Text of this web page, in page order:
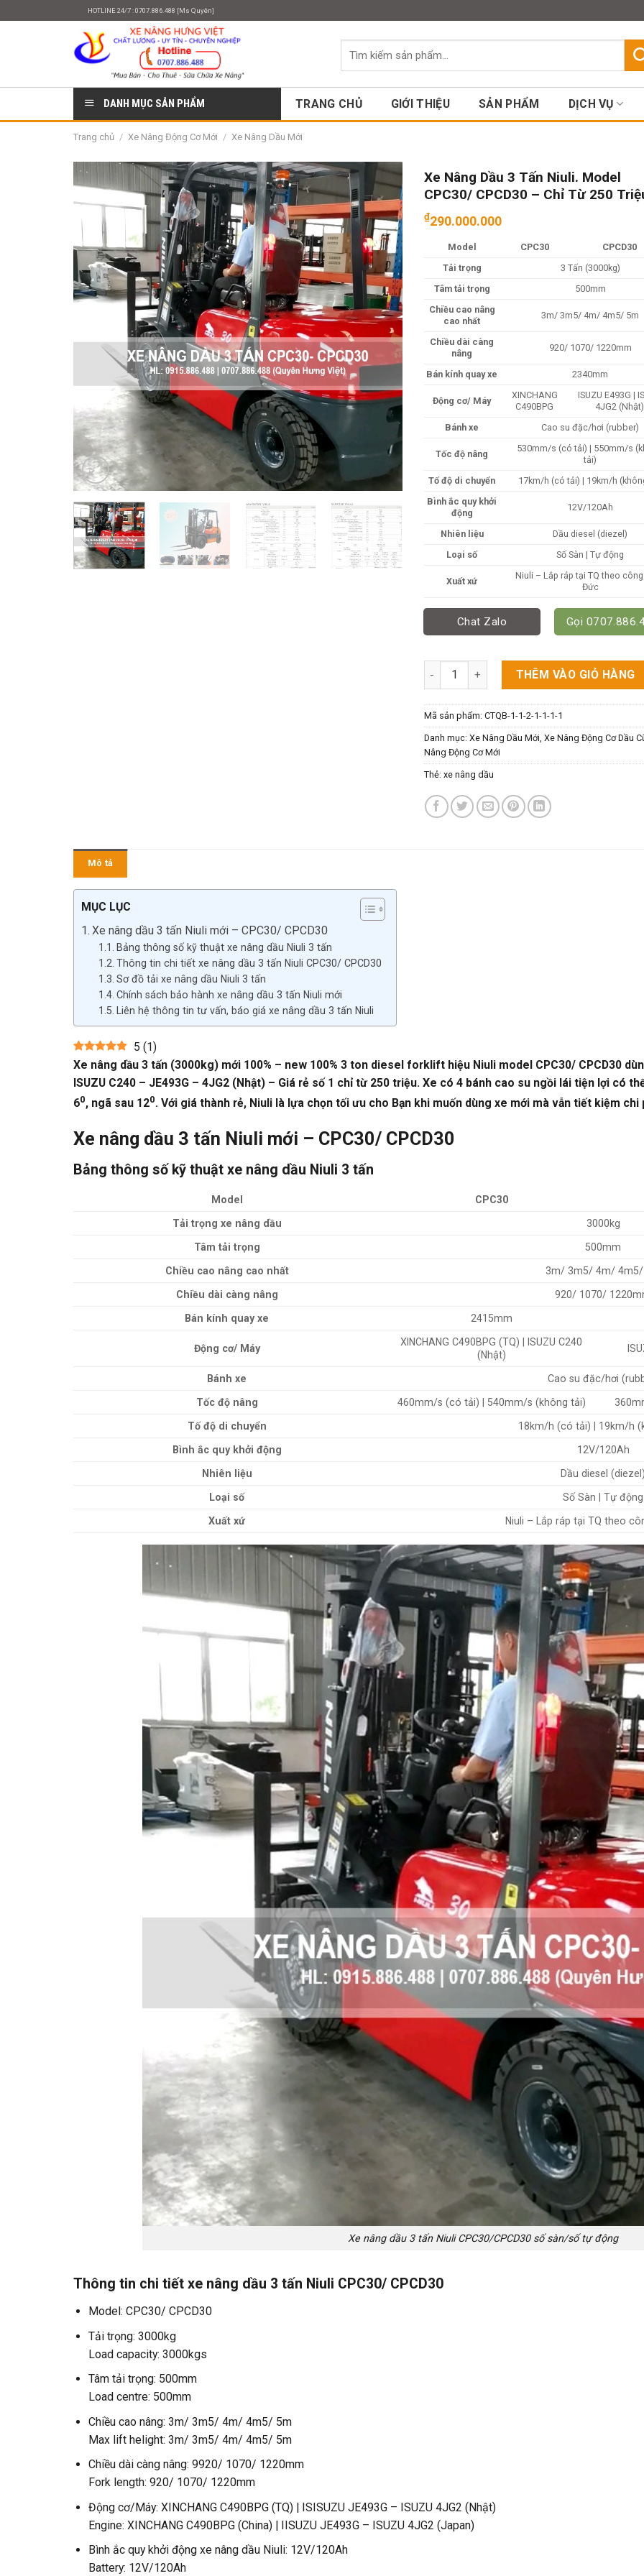
HOTLINE 24/7 : 0707.886.488 [Ms Quyên]
Tìm
DANH MỤC SẢN PHẨM
TRANG CHỦ GIỚI THIỆU SẢN PHẨM DỊCH VỤ
Trang chủ / Xe Nâng Động Cơ Mới / Xe Nâng Dầu Mới
Xe Nâng Dầu 3 Tấn Niuli. Model
CPC30/ CPCD30 – Chỉ Từ 250
₫290.000.000
Model CPC30
CPCD30
Tải trọng
3 Tấn (3000kg)
Tâm tải trọng
500mm
Chiều cao nâng
cao nhất
3m/ 3m5/ 4m/ 4m5/ 5m
Chiều dài càng
nâng
920/ 1070/ 1220mm
Bán kính quay xe 2340mm
Động cơ/ Máy
XINCHANG
C490BPG
ISUZU E493G |
4JG2 (Nhật)
Bánh xe
Cao su đặc/hơi (rubber)
Tốc độ nâng
530mm/s (có tải) | 550mm/s
tải)
Tố độ di chuyển
17km/h (có tải) | 19km/h
Bình ắc quy khởi
động
12V/120Ah
Nhiên liệu
Dầu diesel (diezel)
Loại số
Số Sàn | Tự động
Xuất xứ
Niuli – Lắp ráp tại TQ theo
Đức
Chat Zalo Gọi
Xe Nâng Dầu 3 Tấn Niuli. Model CPC30/
THÊM VÀO GIỎ HÀNG
Mã sản phẩm: CTQB-1-1-2-1-1-1-1
Danh mục: Xe Nâng Dầu Mới Xe Nâng Động Cơ Dầu
Nâng Động Cơ Mới
Thẻ: xe nâng dầu
Mô tả
MỤC LỤC
Xe nâng dầu 3 tấn Niuli mới – CPC30/ CPCD30
Bảng thông số kỹ thuật xe nâng dầu Niuli 3 tấn
Thông tin chi tiết xe nâng dầu 3 tấn Niuli CPC30/ CPCD30
Sơ đồ tải xe nâng dầu Niuli 3 tấn
Chính sách bảo hành xe nâng dầu 3 tấn Niuli mới
Liên hệ thông tin tư vấn, báo giá xe nâng dầu 3 tấn Niuli
5 (1)
Xe nâng dầu 3 tấn (3000kg) mới 100% – new 100% 3 ton diesel forklift hiệu Niuli model CPC30/ CPCD30
ISUZU C240 – JE493G – 4JG2 (Nhật) – Giá rẻ số 1 chỉ từ 250 triệu. Xe có 4 bánh cao su ngồi lái tiện lợi có
60, ngã sau 120. Với giá thành rẻ, Niuli là lựa chọn tối ưu cho Bạn khi muốn dùng xe mới mà vẫn tiết kiệm chi
Xe nâng dầu 3 tấn Niuli mới – CPC30/ CPCD30
Bảng thông số kỹ thuật xe nâng dầu Niuli 3 tấn
Model CPC30
Tải trọng xe nâng dầu 3000kg
Tâm tải trọng 500mm
Chiều cao nâng cao nhất 3m/ 3m5/ 4m/ 4m5/
Chiều dài càng nâng 920/ 1070/
Bán kính quay xe 2415mm
Động cơ/ Máy
XINCHANG C490BPG (TQ) | ISUZU C240
(Nhật)
Bánh xe Cao su đặc/hơi
Tốc độ nâng 460mm/s (có tải) | 540mm/s (không tải)
Tố độ di chuyển 18km/h (có tải) | 19km/h
Bình ắc quy khởi động 12V/120Ah
Nhiên liệu Dầu diesel (diezel)
Loại số Số Sàn | Tự động
Xuất xứ Niuli – Lắp ráp tại TQ theo
Xe nâng dầu 3 tấn Niuli CPC30/CPCD30 số sàn/số tự động
Thông tin chi tiết xe nâng dầu 3 tấn Niuli CPC30/ CPCD30
Model: CPC30/ CPCD30
Tải trọng: 3000kg
Load capacity: 3000kgs
Tâm tải trọng: 500mm
Load centre: 500mm
Chiều cao nâng: 3m/ 3m5/ 4m/ 4m5/ 5m
Max lift helight: 3m/ 3m5/ 4m/ 4m5/ 5m
Chiều dài càng nâng: 9920/ 1070/ 1220mm
Fork length: 920/ 1070/ 1220mm
Động cơ/Máy: XINCHANG C490BPG (TQ) | ISISUZU JE493G – ISUZU 4JG2 (Nhật)
Engine: XINCHANG C490BPG (China) | IISUZU JE493G – ISUZU 4JG2 (Japan)
Bình ắc quy khởi động xe nâng dầu Niuli: 12V/120Ah
Battery: 12V/120Ah